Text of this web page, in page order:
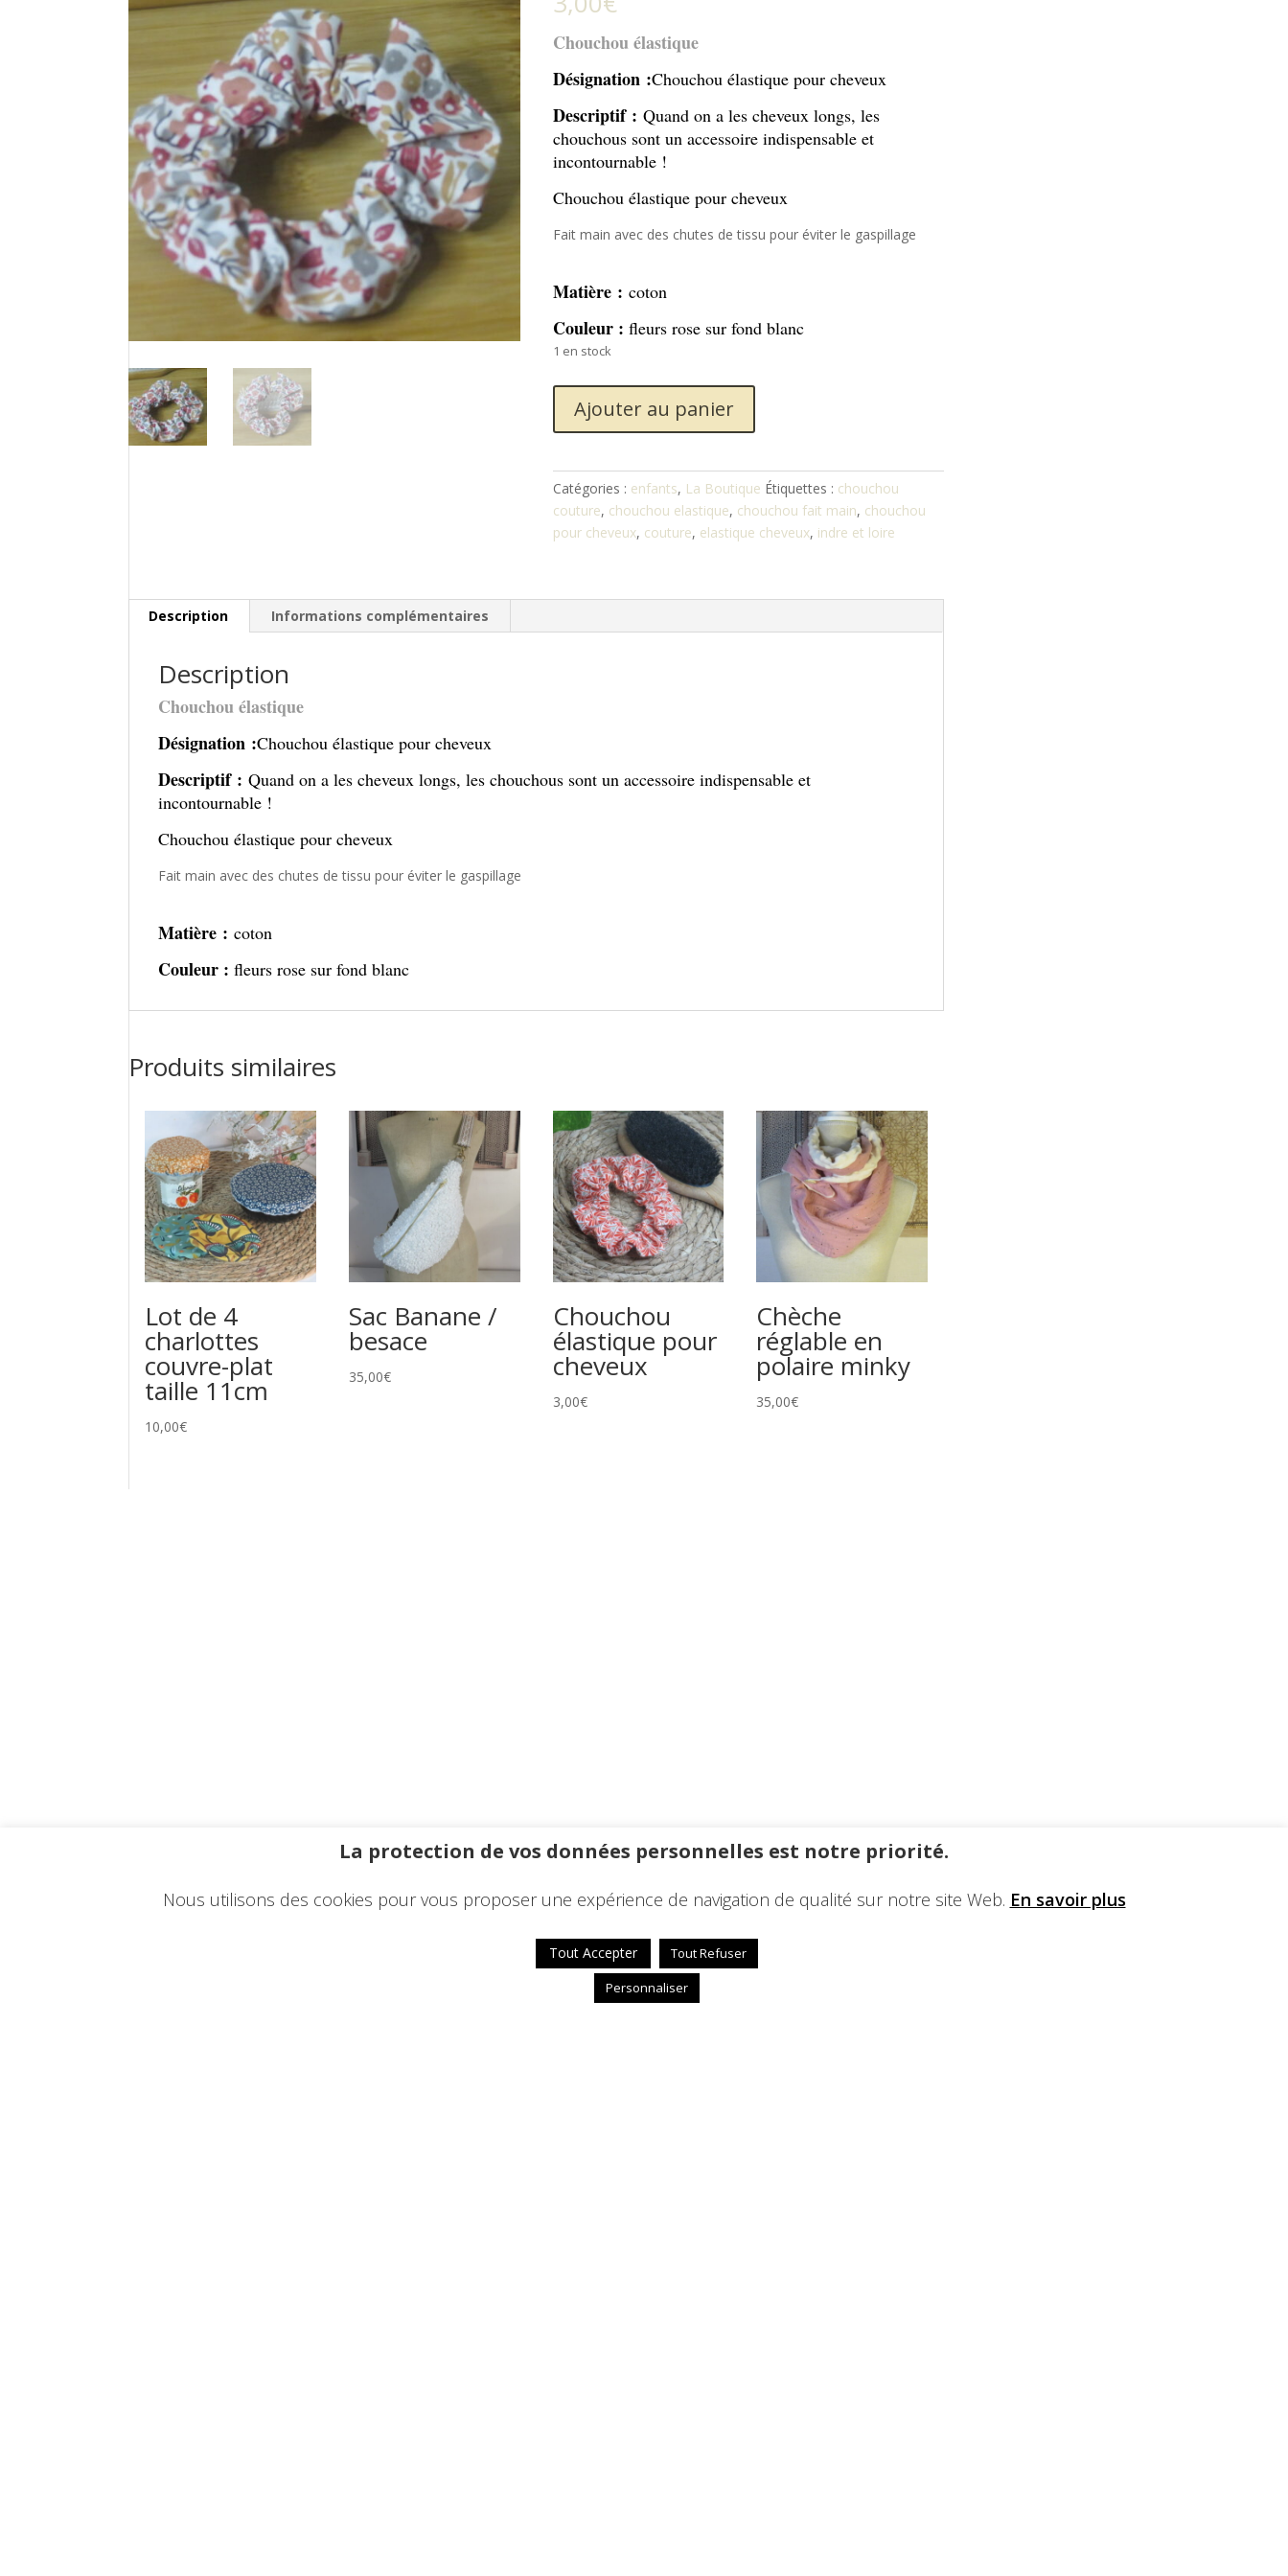
Chouchou élastique
Désignation :Chouchou élastique pour cheveux
Descriptif : Quand on a les cheveux longs, les
chouchous sont un accessoire indispensable et
incontournable !
Chouchou élastique pour cheveux
Fait main avec des chutes de tissu pour éviter le gaspillage
Matière : coton
Couleur : fleurs rose sur fond blanc
1 en stock
Chouchou
Ajouter au panier
Catégories : enfants, La Boutique Étiquettes : chouchou
couture, chouchou elastique, chouchou fait main, chouchou
pour cheveux, couture, elastique cheveux, indre et loire
Description Informations complémentaires
Description
Chouchou élastique
Désignation :Chouchou élastique pour cheveux
Descriptif :Quand on a les cheveux longs, les chouchous sont un accessoire indispensable et
incontournable !
Chouchou élastique pour cheveux
Fait main avec des chutes de tissu pour éviter le gaspillage
Matière : coton
Couleur : fleurs rose sur fond blanc
Produits similaires
Lot de 4
charlottes
couvre-plat
taille 11cm
10,00€
Sac Banane /
besace
35,00€
Chouchou
élastique pour
cheveux
3,00€
Chèche
réglable en
polaire minky
35,00€
La protection de vos données personnelles est notre priorité.
Nous utilisons des cookies pour vous proposer une expérience de navigation de qualité sur notre site Web. En savoir plus
Tout Accepter
Tout Refuser
Personnaliser